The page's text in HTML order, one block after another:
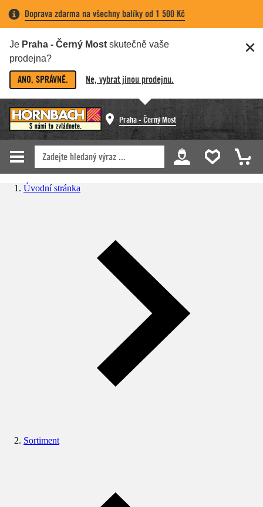
Doprava zdarma na všechny balíky od 1 500 Kč
Je Praha - Černý Most skutečně vaše
prodejna?
ANO, SPRÁVNĚ. Ne, vybrat jinou prodejnu.
Praha - Černý Most
Úvodní stránka
Sortiment